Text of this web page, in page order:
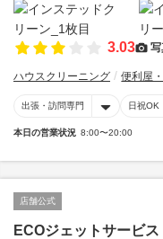
3.03
ハウスクリーニング 便利屋
出張・訪問専門 日祝OK
本日の営業状況 8:00〜20:00
店舗公式
ECOジェットサービス